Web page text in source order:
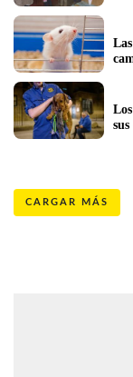
CARGAR MÁS